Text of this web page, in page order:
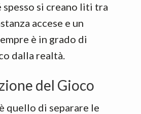
spesso si creano liti tra
accese e un
è in grado di
dalla realtà.
del Gioco
quello di separare le